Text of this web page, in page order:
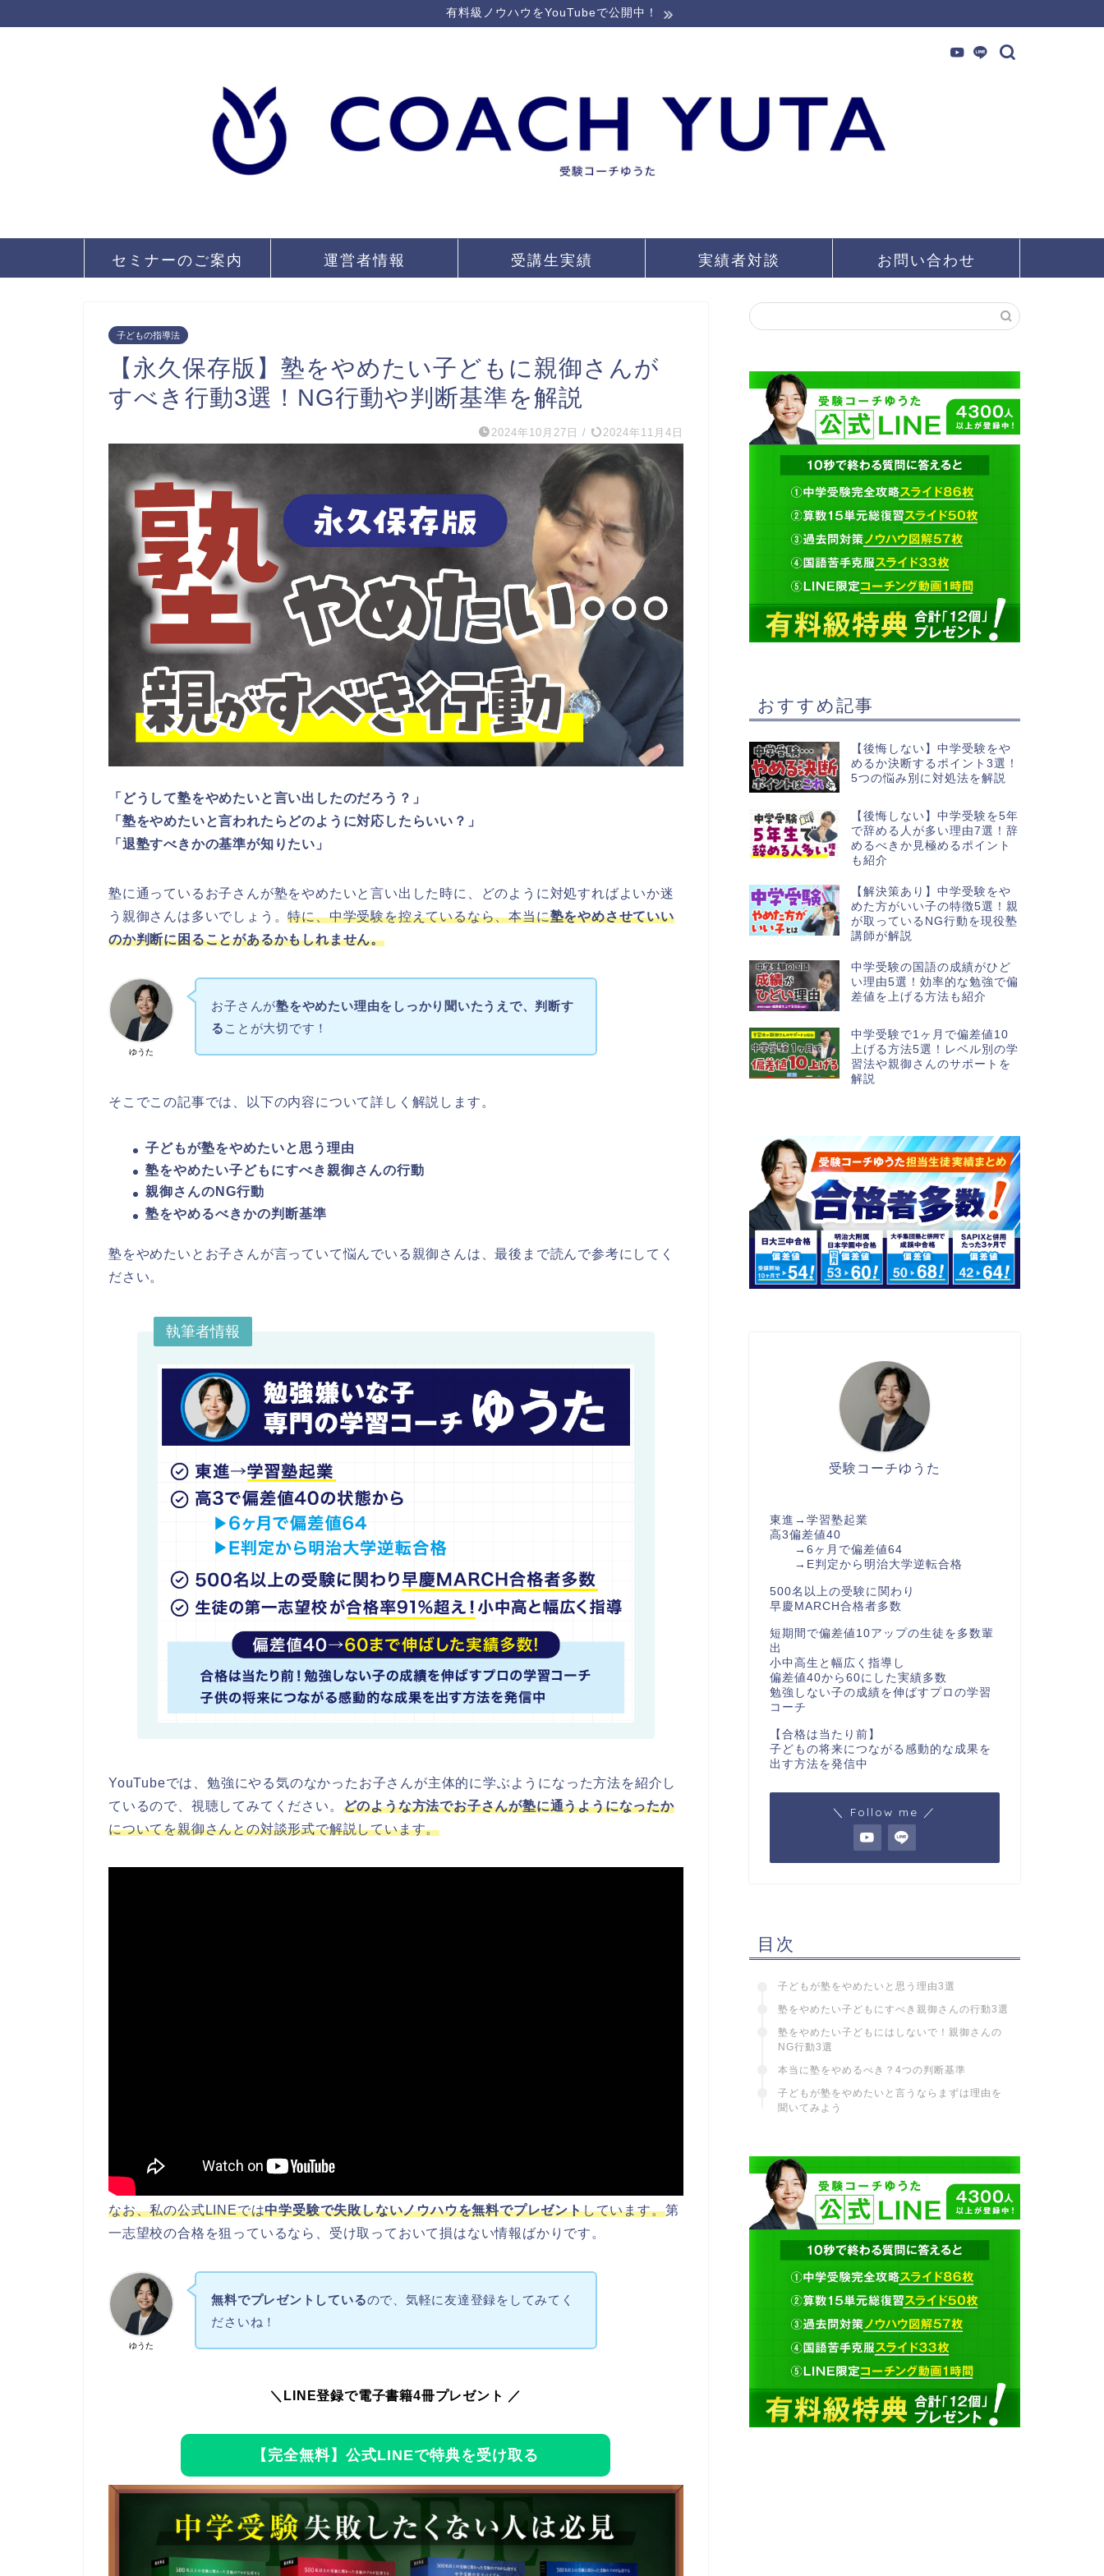
有料級ノウハウをYouTubeで公開中！
セミナーのご案内 運営者情報 受講生実績 実績者対談 お問い合わせ
子どもの指導法
【永久保存版】塾をやめたい子どもに親御さんが
すべき行動3選！NG行動や判断基準を解説
2024年10月27日 / 2024年11月4日
「どうして塾をやめたいと言い出したのだろう？」
「塾をやめたいと言われたらどのように対応したらいい？」
「退塾すべきかの基準が知りたい」
塾に通っているお子さんが塾をやめたいと言い出した時に、どのように対処すればよいか迷
う親御さんは多いでしょう。特に、中学受験を控えているなら、本当に塾をやめさせていい
のか判断に困ることがあるかもしれません。
ゆうた
お子さんが塾をやめたい理由をしっかり聞いたうえで、判断す
る ことが大切です！
そこでこの記事では、以下の内容について詳しく解説します。
子どもが塾をやめたいと思う理由
塾をやめたい子どもにすべき親御さんの行動
親御さんのNG行動
塾をやめるべきかの判断基準
塾をやめたいとお子さんが言っていて悩んでいる親御さんは、最後まで読んで参考にしてく
ださい。
執筆者情報
YouTubeでは、勉強にやる気のなかったお子さんが主体的に学ぶようになった方法を紹介し
ているので、視聴してみてください。 どのような方法でお子さんが塾に通うようになったか
についてを親御さんとの対談形式で解説しています。
なお、私の公式LINEでは中学受験で失敗しないノウハウを無料でプレゼントしています。第
一志望校の合格を狙っているなら、受け取っておいて損はない情報ばかりです。
ゆうた
無料でプレゼントしているので、気軽に友達登録をしてみてく
ださいね！
＼LINE登録で電子書籍4冊プレゼント ／
【完全無料】公式LINEで特典を受け取る
おすすめ記事
【後悔しない】中学受験をや
めるか決断するポイント3選！
5つの悩み別に対処法を解説
【後悔しない】中学受験を5年
で辞める人が多い理由7選！辞
めるべきか見極めるポイント
も紹介
【解決策あり】中学受験をや
めた方がいい子の特徴5選！親
が取っているNG行動を現役塾
講師が解説
中学受験の国語の成績がひど
い理由5選！効率的な勉強で偏
差値を上げる方法も紹介
中学受験で1ヶ月で偏差値10
上げる方法5選！レベル別の学
習法や親御さんのサポートを
解説
受験コーチゆうた
東進→学習塾起業
高3偏差値40
→6ヶ月で偏差値64
→E判定から明治大学逆転合格
500名以上の受験に関わり
早慶MARCH合格者多数
短期間で偏差値10アップの生徒を多数輩
出
小中高生と幅広く指導し
偏差値40から60にした実績多数
勉強しない子の成績を伸ばすプロの学習
コーチ
【合格は当たり前】
子どもの将来につながる感動的な成果を
出す方法を発信中
＼ Follow me ／
目次
子どもが塾をやめたいと思う理由3選
塾をやめたい子どもにすべき親御さんの行動3選
塾をやめたい子どもにはしないで！親御さんの
NG行動3選
本当に塾をやめるべき？4つの判断基準
子どもが塾をやめたいと言うならまずは理由を
聞いてみよう